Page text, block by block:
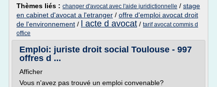
Thèmes liés : changer d'avocat avec l'aide juridictionnelle / stage
en cabinet d'avocat a l'etranger / offre d'emploi avocat droit
de l'environnement / l acte d avocat / tarif avocat commis d
office
Emploi: juriste droit social Toulouse - 997
offres d ...
Afficher
Vous n'avez pas trouvé un emploi convenable?